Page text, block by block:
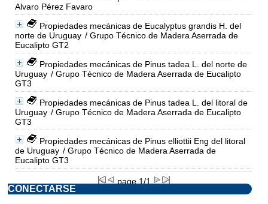
Alvaro Pérez Favaro
Propiedades mecánicas de Eucalyptus grandis H. del
norte de Uruguay / Grupo Técnico de Madera Aserrada de
Eucalipto GT2
Propiedades mecánicas de Pinus tadea L. del norte de
Uruguay / Grupo Técnico de Madera Aserrada de Eucalipto
GT3
Propiedades mecánicas de Pinus tadea L. del litoral de
Uruguay / Grupo Técnico de Madera Aserrada de Eucalipto
GT3
Propiedades mecánicas de Pinus elliottii Eng del litoral
de Uruguay / Grupo Técnico de Madera Aserrada de
Eucalipto GT3
page 1/1
CONECTARSE